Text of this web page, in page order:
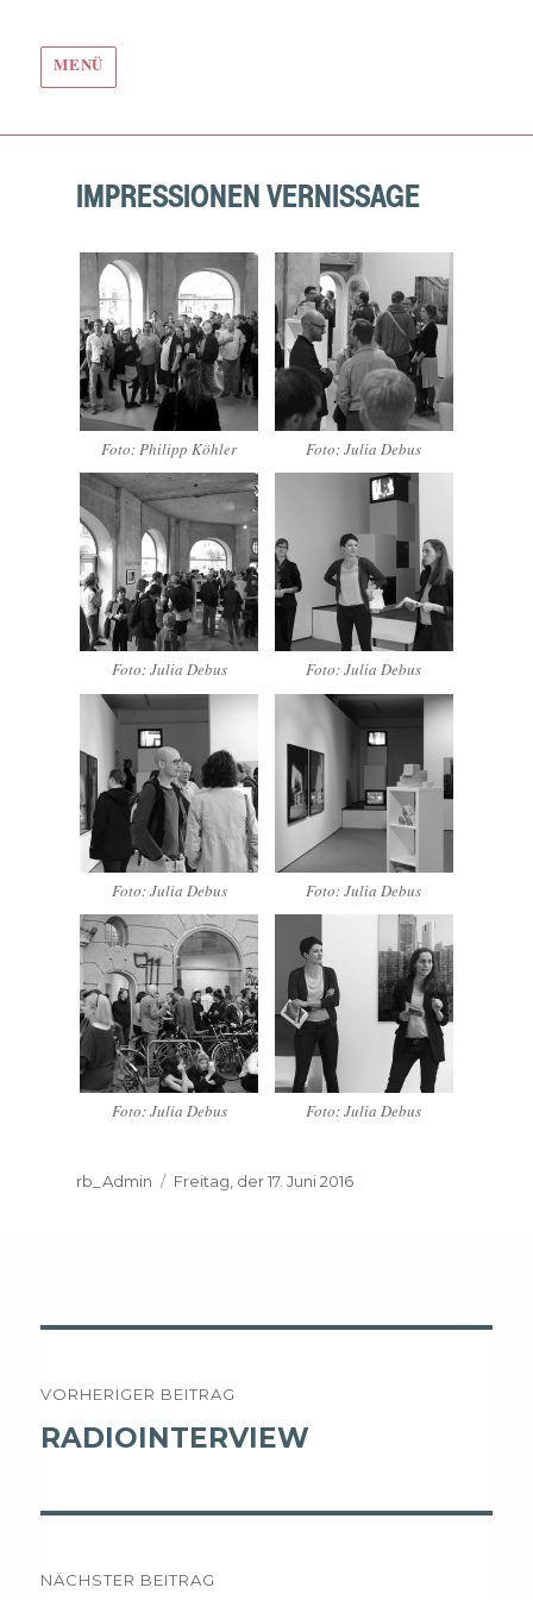
MENÜ
IMPRESSIONEN VERNISSAGE
Foto: Philipp Köhler Foto: Julia Debus
Foto: Julia Debus Foto: Julia Debus
Foto: Julia Debus Foto: Julia Debus
Foto: Julia Debus Foto: Julia Debus
Autor
rb_Admin
Veröffentlicht
Freitag, der 17. Juni 2016
Navigation
VORHERIGER BEITRAG
Vorheriger
RADIOINTERVIEW
NÄCHSTER BEITRAG